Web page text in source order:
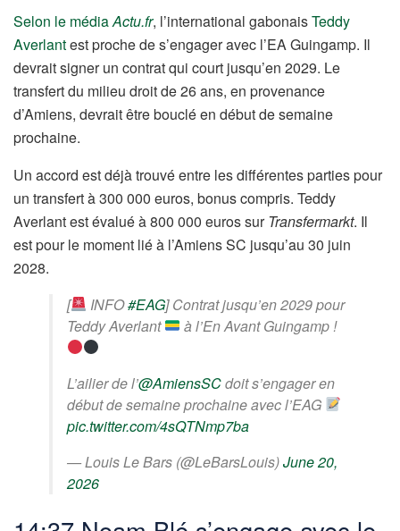
Selon le médiaActu.fr, l’international gabonaisTeddy
Averlantest proche de s’engager avec l’EA Guingamp. Il
devrait signer un contrat qui court jusqu’en 2029. Le
transfert du milieu droit de 26 ans, en provenance
d’Amiens, devrait être bouclé en début de semaine
prochaine.
Un accord est déjà trouvé entre les différentes parties pour
un transfert à 300 000 euros, bonus compris. Teddy
Averlant est évalué à 800 000 euros sur Transfermarkt. Il
est pour le moment lié à l’Amiens SC jusqu’au 30 juin
2028.
[
INFO#EAG] Contrat jusqu’en 2029 pour
Teddy Averlant
à l’En Avant Guingamp !
L’ailier de l’@AmiensSCdoit s’engager en
début de semaine prochaine avec l’EAG
pic.twitter.com/4sQTNmp7ba
— Louis Le Bars (@LeBarsLouis)June 20,
2026